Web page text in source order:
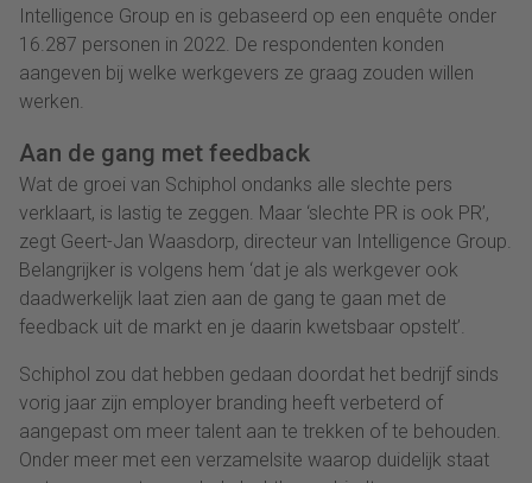
Intelligence Group en is gebaseerd op een enquête onder
16.287 personen in 2022. De respondenten konden
aangeven bij welke werkgevers ze graag zouden willen
werken.
Aan de gang met feedback
Wat de groei van Schiphol ondanks alle slechte pers
verklaart, is lastig te zeggen. Maar ‘slechte PR is ook PR’,
zegt Geert-Jan Waasdorp, directeur van Intelligence Group.
Belangrijker is volgens hem ‘dat je als werkgever ook
daadwerkelijk laat zien aan de gang te gaan met de
feedback uit de markt en je daarin kwetsbaar opstelt’.
Schiphol zou dat hebben gedaan doordat het bedrijf sinds
vorig jaar zijn employer branding heeft verbeterd of
aangepast om meer talent aan te trekken of te behouden.
Onder meer met een verzamelsite waarop duidelijk staat